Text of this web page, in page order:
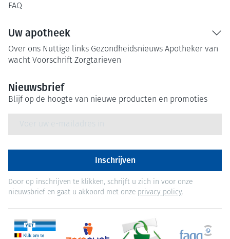
FAQ
Uw apotheek
Over ons Nuttige links Gezondheidsnieuws Apotheker van
wacht Voorschrift Zorgtarieven
Nieuwsbrief
Blijf op de hoogte van nieuwe producten en promoties
Inschrijven
Door op inschrijven te klikken, schrijft u zich in voor onze
nieuwsbrief en gaat u akkoord met onze privacy policy.